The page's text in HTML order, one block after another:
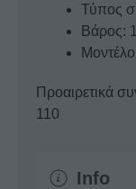
Τύπος
Βάρος:
Προαιρετικά
110
Info